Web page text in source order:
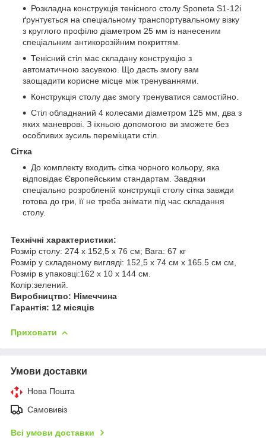
Розкладна конструкція тенісного столу Sponeta S1-12i
ґрунтується на спеціальному транспортувальному візку
з круглого профілю діаметром 25 мм із нанесеним
спеціальним антикорозійним покриттям.
Тенісний стіл має складану конструкцію з
автоматичною засувкою. Що дасть змогу вам
заощадити корисне місце між тренуваннями.
Конструкція столу дає змогу тренуватися самостійно.
Стіл обладнаний 4 колесами діаметром 125 мм, два з
яких маневрові. З їхньою допомогою ви зможете без
особливих зусиль переміщати стіл.
Сітка
До комплекту входить сітка чорного кольору, яка
відповідає Європейським стандартам. Завдяки
спеціально розробленій конструкції столу сітка завжди
готова до гри, її не треба знімати під час складання
столу.
Технічні характеристики:
Розмір столу: 274 х 152,5 х 76 см; Вага: 67 кг
Розмір у складеному вигляді: 152,5 х 74 см х 165.5 см см,
Розмір в упаковці:162 х 10 х 144 см.
Колір:зелений.
Виробництво: Німеччина
Гарантія: 12 місяців
Приховати
Умови доставки
Нова Пошта
Самовивіз
Всі умови доставки